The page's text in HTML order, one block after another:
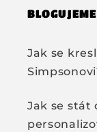
BLOGUJEME
Jak se
Jak se stát